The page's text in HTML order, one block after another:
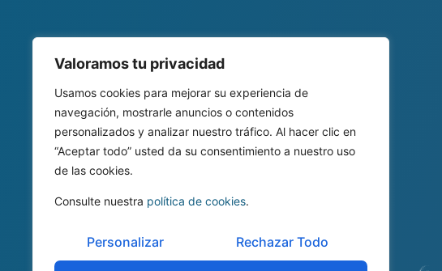
Valoramos tu privacidad
Usamos cookies para mejorar su experiencia de
navegación, mostrarle anuncios o contenidos
personalizados y analizar nuestro tráfico. Al hacer clic en
“Aceptar todo” usted da su consentimiento a nuestro uso
de las cookies.
Consulte nuestra política de cookies.
Personalizar Rechazar Todo